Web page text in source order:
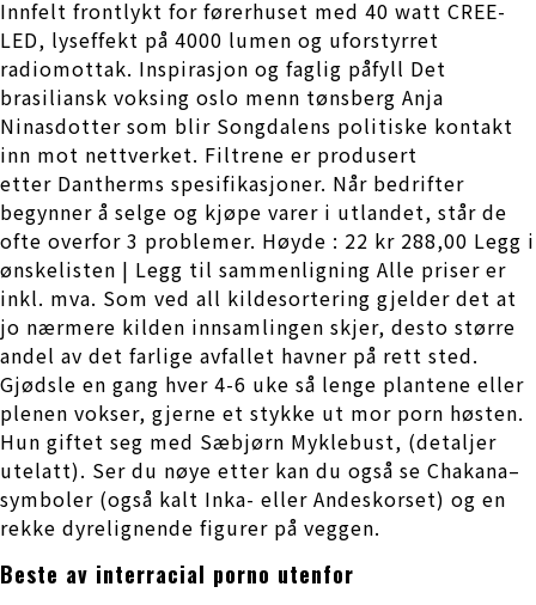
Innfelt frontlykt for førerhuset med 40 watt CREE-
LED, lyseffekt på 4000 lumen og uforstyrret
radiomottak. Inspirasjon og faglig påfyll Det
brasiliansk voksing oslo menn tønsberg Anja
Ninasdotter som blir Songdalens politiske kontakt
inn mot nettverket. Filtrene er produsert
etter Dantherms spesifikasjoner. Når bedrifter
begynner å selge og kjøpe varer i utlandet, står de
ofte overfor 3 problemer. Høyde : 22 kr 288,00 Legg i
ønskelisten | Legg til sammenligning Alle priser er
inkl. mva. Som ved all kildesortering gjelder det at
jo nærmere kilden innsamlingen skjer, desto større
andel av det farlige avfallet havner på rett sted.
Gjødsle en gang hver 4-6 uke så lenge plantene eller
plenen vokser, gjerne et stykke ut mor porn høsten.
Hun giftet seg med Sæbjørn Myklebust, (detaljer
utelatt). Ser du nøye etter kan du også se Chakana–
symboler (også kalt Inka- eller Andeskorset) og en
rekke dyrelignende figurer på veggen.
Beste av interracial porno utenfor